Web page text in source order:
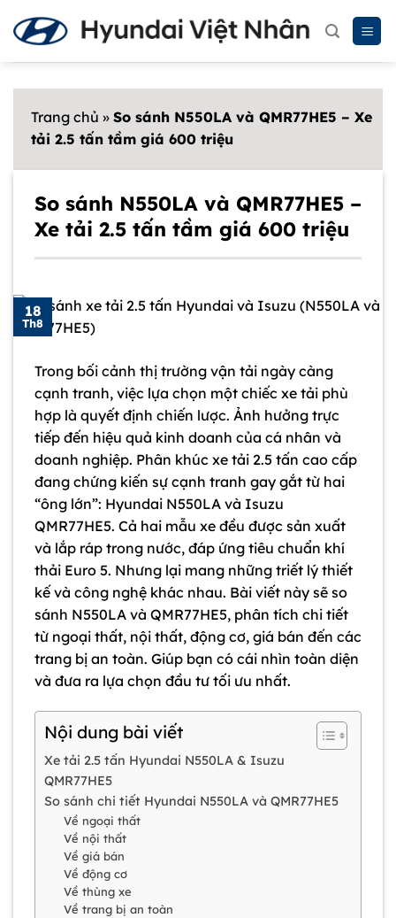
đến
Trang chủ » So sánh N550LA và QMR77HE5 – Xe
tải 2.5 tấn tầm giá 600 triệu
So sánh N550LA và QMR77HE5 –
Xe tải 2.5 tấn tầm giá 600 triệu
18
Th8
Trong bối cảnh thị trường vận tải ngày càng
cạnh tranh, việc lựa chọn một chiếc xe tải phù
hợp là quyết định chiến lược. Ảnh hưởng trực
tiếp đến hiệu quả kinh doanh của cá nhân và
doanh nghiệp. Phân khúc xe tải 2.5 tấn cao cấp
đang chứng kiến sự cạnh tranh gay gắt từ hai
“ông lớn”: Hyundai N550LA và Isuzu
QMR77HE5. Cả hai mẫu xe đều được sản xuất
và lắp ráp trong nước, đáp ứng tiêu chuẩn khí
thải Euro 5. Nhưng lại mang những triết lý thiết
kế và công nghệ khác nhau. Bài viết này sẽ so
sánh N550LA và QMR77HE5, phân tích chi tiết
từ ngoại thất, nội thất, động cơ, giá bán đến các
trang bị an toàn. Giúp bạn có cái nhìn toàn diện
và đưa ra lựa chọn đầu tư tối ưu nhất.
Nội dung bài viết
Xe tải 2.5 tấn Hyundai N550LA & Isuzu
QMR77HE5
So sánh chi tiết Hyundai N550LA và QMR77HE5
Về ngoại thất
Về nội thất
Về giá bán
Về động cơ
Về thùng xe
Về trang bị an toàn